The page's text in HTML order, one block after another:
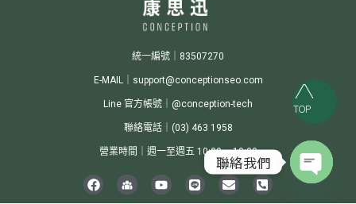
TOP
統一編號｜83507270
E-MAIL｜support@conceptionseo.com
Line 官方帳號｜@conception-tech
聯絡電話｜(03) 463 1958
營業時間｜週一至週五 10:00 ~ 19:00
聯絡我們